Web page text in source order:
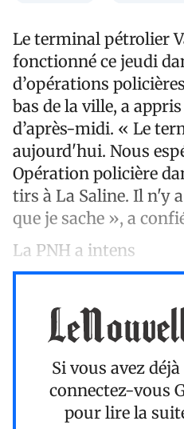
Le terminal pétrolier
fonctionné ce jeudi
d’opérations
bas de la ville, a
d’après-midi. « Le
aujourd'hui. Nous
Opération policière
tirs à La Saline. Il n'y
que je sache », a
La PNH a intens
Si vous avez
connectez-vous
pour lire la